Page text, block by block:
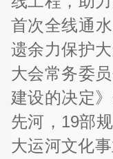
首次全线通
遗余力保护
大会常务委
建设的决定
先河，19部
大运河文化